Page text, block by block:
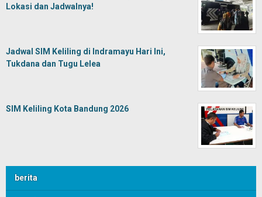
Lokasi dan Jadwalnya!
Jadwal SIM Keliling di Indramayu Hari Ini,
Tukdana dan Tugu Lelea
SIM Keliling Kota Bandung 2026
berita